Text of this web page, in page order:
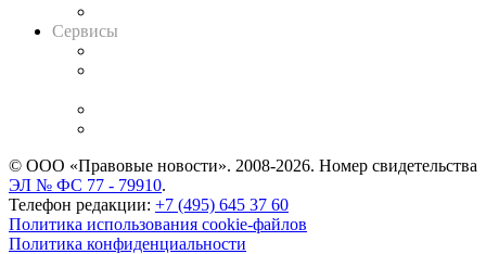
Сервисы
© ООО «Правовые новости». 2008-2026. Номер свидетельства
ЭЛ № ФС 77 - 79910.
Телефон редакции: +7 (495) 645 37 60
Политика использования cookie-файлов
Политика конфиденциальности